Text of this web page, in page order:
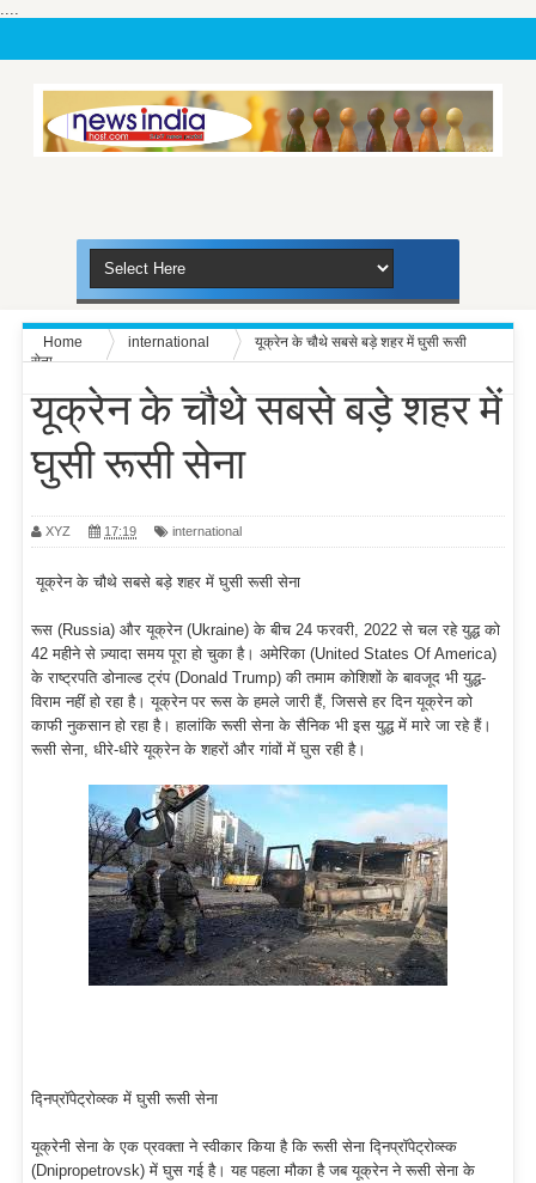
....
Home international
यूक्रेन के चौथे सबसे बड़े शहर में घुसी रूसी
सेना
यूक्रेन के चौथे सबसे बड़े शहर में
घुसी रूसी सेना
XYZ 17:19 international
यूक्रेन के चौथे सबसे बड़े शहर में घुसी रूसी सेना
रूस (Russia) और यूक्रेन (Ukraine) के बीच 24 फरवरी, 2022 से चल रहे युद्ध को
42 महीने से ज़्यादा समय पूरा हो चुका है। अमेरिका (United States Of America)
के राष्ट्रपति डोनाल्ड ट्रंप (Donald Trump) की तमाम कोशिशों के बावजूद भी युद्ध-
विराम नहीं हो रहा है। यूक्रेन पर रूस के हमले जारी हैं, जिससे हर दिन यूक्रेन को
काफी नुकसान हो रहा है। हालांकि रूसी सेना के सैनिक भी इस युद्ध में मारे जा रहे हैं।
रूसी सेना, धीरे-धीरे यूक्रेन के शहरों और गांवों में घुस रही है।
द्निप्रॉपेट्रोव्स्क में घुसी रूसी सेना
यूक्रेनी सेना के एक प्रवक्ता ने स्वीकार किया है कि रूसी सेना द्निप्रॉपेट्रोव्स्क
(Dnipropetrovsk) में घुस गई है। यह पहला मौका है जब यूक्रेन ने रूसी सेना के